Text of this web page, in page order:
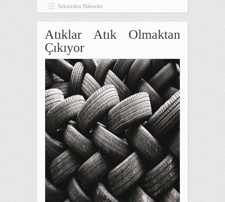
Sektörden Haberler
Atıklar Atık Olmaktan
Çıkıyor